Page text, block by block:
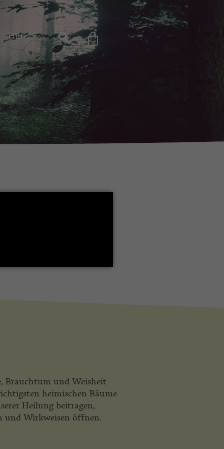
Hilfe
Brauchtum und Weisheit
heimischen Bäume
Heilung beitragen,
und Wirkweisen öffnen.